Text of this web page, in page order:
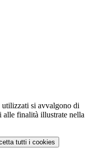
utilizzati si avvalgono di
alle finalità illustrate nella
tutti i cookies